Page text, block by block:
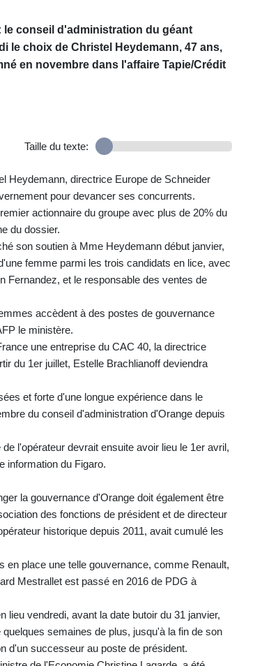
le conseil d'administration du géant
le choix de Christel Heydemann, 47 ans,
en novembre dans l'affaire Tapie/Crédit
Taille du texte:
Heydemann, directrice Europe de Schneider
pour devancer ses concurrents.
actionnaire du groupe avec plus de 20% du
du dossier.
son soutien à Mme Heydemann début janvier,
femme parmi les trois candidats en lice, avec
Fernandez, et le responsable des ventes de
accèdent à des postes de gouvernance
le ministère.
une entreprise du CAC 40, la directrice
du 1er juillet, Estelle Brachlianoff deviendra
et forte d'une longue expérience dans le
du conseil d'administration d'Orange depuis
l'opérateur devrait ensuite avoir lieu le 1er avril,
information du Figaro.
la gouvernance d'Orange doit également être
des fonctions de président et de directeur
historique depuis 2011, avait cumulé les
en place une telle gouvernance, comme Renault,
Mestrallet est passé en 2016 de PDG à
lieu vendredi, avant la date butoir du 31 janvier,
semaines de plus, jusqu'à la fin de son
d'un successeur au poste de président.